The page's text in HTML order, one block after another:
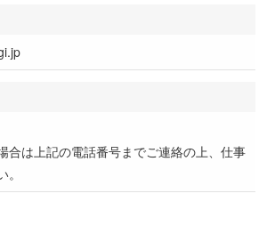
合は上記の電話番号までご連絡の上、仕事